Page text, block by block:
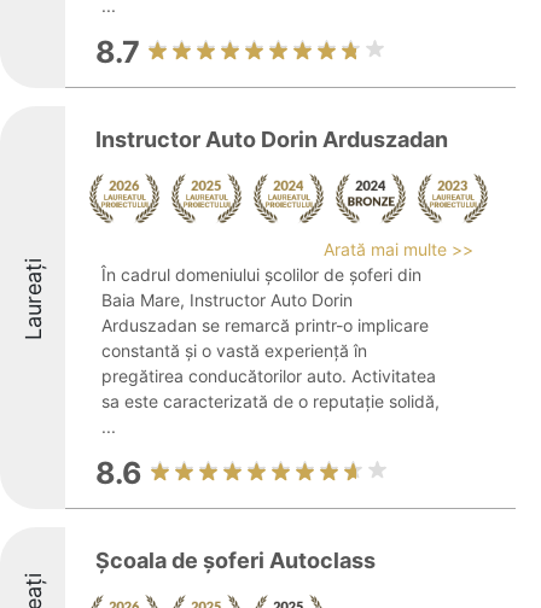
...
8.7
Laureați
Instructor Auto Dorin Arduszadan
Arată mai multe >>
În cadrul domeniului școlilor de șoferi din
Baia Mare, Instructor Auto Dorin
Arduszadan se remarcă printr-o implicare
constantă și o vastă experiență în
pregătirea conducătorilor auto. Activitatea
sa este caracterizată de o reputație solidă,
...
8.6
Școala de șoferi Autoclass